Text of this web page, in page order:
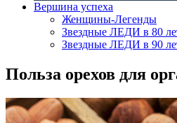
Вершина успеха
Женщины-Легенды
Звездные ЛЕДИ в 80
Звездные ЛЕДИ в 90
Польза орехов для